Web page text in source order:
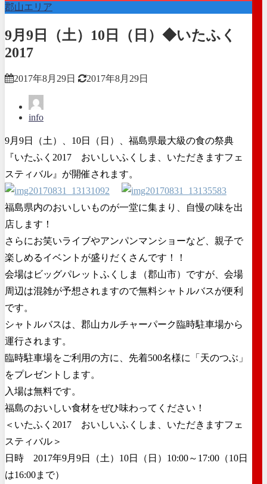
郡山エリア
9月9日（土）10日（日）◆いたふく
2017
2017年8月29日 2017年8月29日
info
9月9日（土）、10日（日）、福島県最大級の食の祭典
『いたふく2017 おいしいふくしま、いただきますフェ
スティバル』が開催されます。
福島県内のおいしいものが一堂に集まり、自慢の味を出
店します！
さらにお笑いライブやアンパンマンショーなど、親子で
楽しめるイベントが盛りだくさんです！！
会場はビッグパレットふくしま（郡山市）ですが、会場
周辺は混雑が予想されますので無料シャトルバスが便利
です。
シャトルバスは、郡山カルチャーパーク臨時駐車場から
運行されます。
臨時駐車場をご利用の方に、先着500名様に「天のつぶ」
をプレゼントします。
入場は無料です。
福島のおいしい食材をぜひ味わってください！
＜いたふく2017 おいしいふくしま、いただきますフェ
スティバル＞
日時 2017年9月9日（土）10日（日）10:00～17:00（10日
は16:00まで）